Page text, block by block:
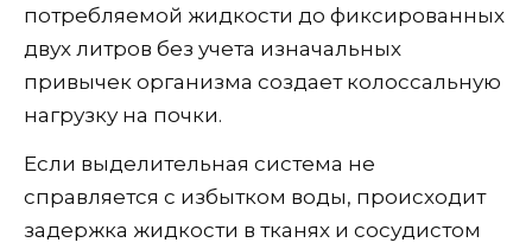
потребляемой жидкости до фиксированных
двух литров без учета изначальных
привычек организма создает колоссальную
нагрузку на почки.
Если выделительная система не
справляется с избытком воды, происходит
задержка жидкости в тканях и сосудистом